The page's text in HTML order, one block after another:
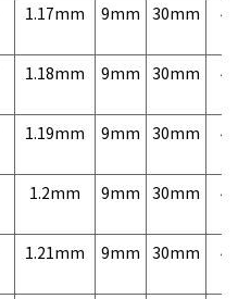
1.17mm 9mm 30mm
1.18mm 9mm 30mm
1.19mm 9mm 30mm
1.2mm 9mm 30mm
1.21mm 9mm 30mm